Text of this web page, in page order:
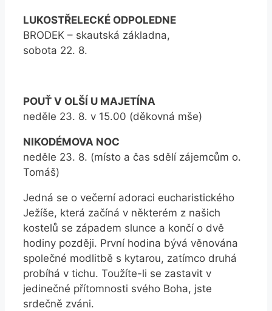
LUKOSTŘELECKÉ ODPOLEDNE
BRODEK – skautská základna,
sobota 22. 8.
POUŤ V OLŠÍ U MAJETÍNA
neděle 23. 8. v 15.00 (děkovná mše)
NIKODÉMOVA NOC
neděle 23. 8. (místo a čas sdělí zájemcům o.
Tomáš)
Jedná se o večerní adoraci eucharistického
Ježíše, která začíná v některém z našich
kostelů se západem slunce a končí o dvě
hodiny později. První hodina bývá věnována
společné modlitbě s kytarou, zatímco druhá
probíhá v tichu. Toužíte-li se zastavit v
jedinečné přítomnosti svého Boha, jste
srdečně zváni.